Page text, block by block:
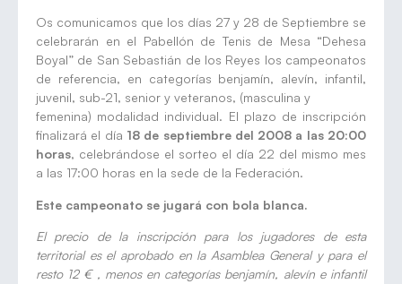
Os comunicamos que los días 27 y 28 de Septiembre se
celebrarán en el Pabellón de Tenis de Mesa “Dehesa
Boyal” de San Sebastián de los Reyes los campeonatos
de referencia, en categorías benjamín, alevín, infantil,
juvenil, sub-21, senior y veteranos, (masculina y
femenina) modalidad individual. El plazo de inscripción
finalizará el día 18 de septiembre del 2008 a las 20:00
horas, celebrándose el sorteo el día 22 del mismo mes
a las 17:00 horas en la sede de la Federación.
Este campeonato se jugará con bola blanca.
El precio de la inscripción para los jugadores de esta
territorial es el aprobado en la Asamblea General y para el
resto 12 € , menos en categorías benjamín, alevín e infantil